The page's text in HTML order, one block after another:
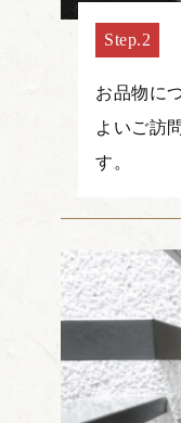
お品物に
よいご訪
す。